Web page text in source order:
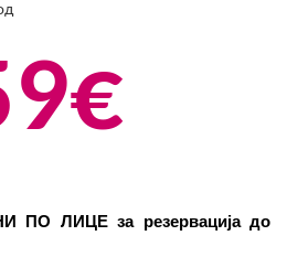
ПО ЛИЦЕза резервација до